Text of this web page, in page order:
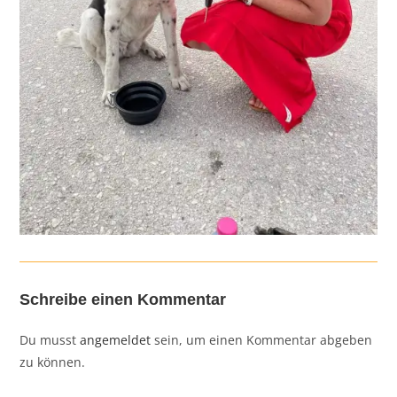
Schreibe einen Kommentar
Du musstangemeldet sein, um einen Kommentar abgeben
zu können.